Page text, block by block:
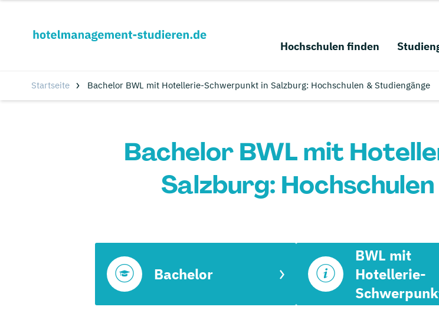
Hochschulen finden
Startseite Bachelor BWL mit Hotellerie-Schwerpunkt in Salzburg: Hochschulen & Studiengänge
Bachelor BWL mit
Salzburg:
Bachelor
BWL mit
Hotellerie-